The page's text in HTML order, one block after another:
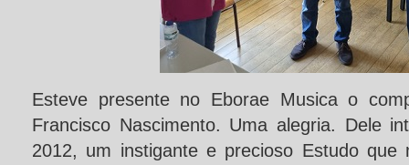
Esteve presente no Eborae Musica o
Francisco Nascimento. Uma alegria. Dele
2012, um instigante e precioso Estudo que